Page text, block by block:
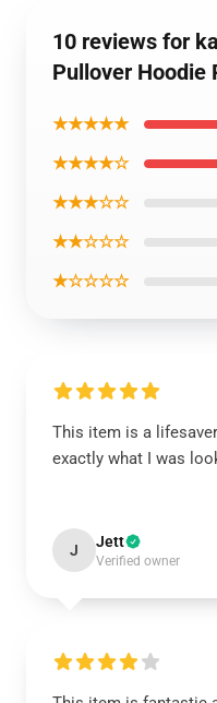
10 reviews for
Pullover Hoodie
★★★★★
★★★★☆
★★★☆☆
★★☆☆☆
★☆☆☆☆
This item is a
exactly what I was
J Jett
Verified owner